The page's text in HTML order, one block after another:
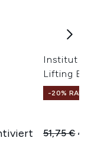
Institut
Lifting
-20%
51,75 €